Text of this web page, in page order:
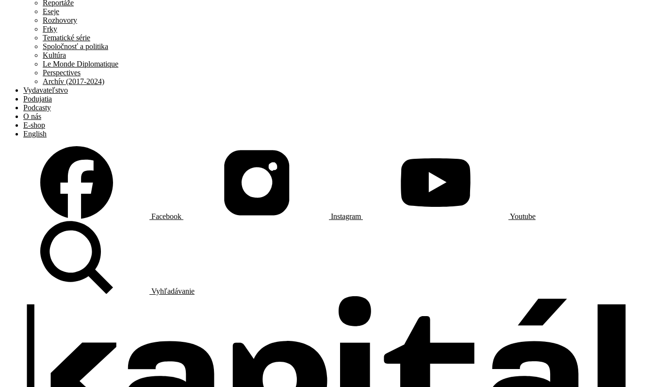
Reportáže
Eseje
Rozhovory
Frky
Tematické série
Spoločnosť a politika
Kultúra
Le Monde Diplomatique
Perspectives
Archív (2017-2024)
Vydavateľstvo
Podujatia
Podcasty
O nás
E-shop
English
Facebook Instagram Youtube
Vyhľadávanie